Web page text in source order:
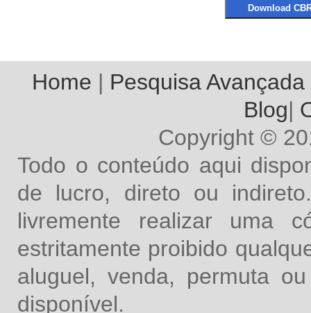
Home | Pesquisa Avançada
Blog|
Copyright ©
Todo o conteúdo aqui
de lucro, direto ou
livremente realizar uma
estritamente proibido
aluguel, venda, permuta
disponível.